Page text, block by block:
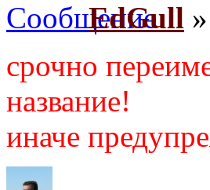
EdGull
срочно
название!
иначе